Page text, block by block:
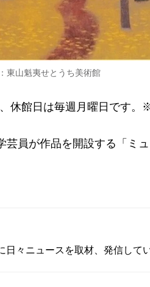
東山魁夷せとうち美術館
休館日は毎週月曜日です。
員が作品を開設する「ミ
日々ニュースを取材、発信して